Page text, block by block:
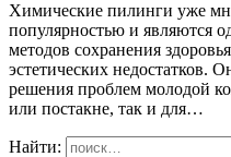
Химические пилинги уже
популярностью и являются
методов сохранения
эстетических недостатков.
решения проблем молодой
или постакне, так и для…
Найти: